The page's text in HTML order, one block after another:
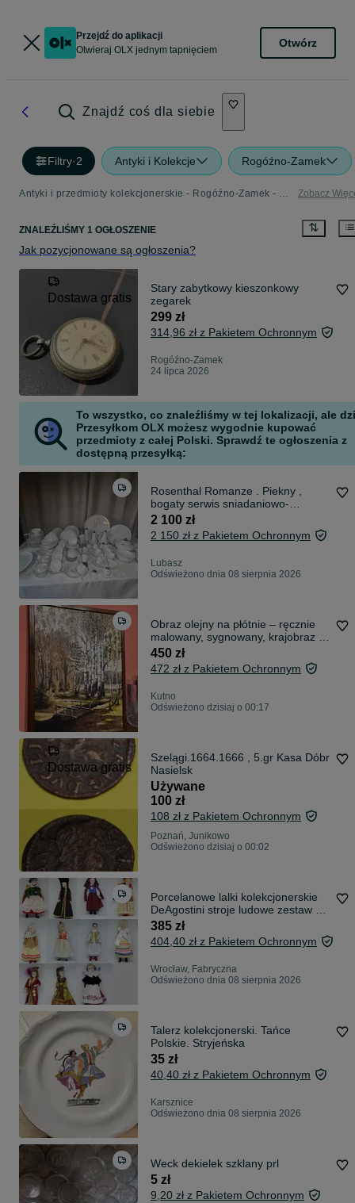
Przejdź do aplikacji
Otwieraj OLX jednym tapnięciem
Otwórz
Znajdź coś dla siebie
Filtry·2 Antyki i Kolekcje Rogóźno-Zamek
Antyki i przedmioty kolekcjonerskie - Rogóźno-Zamek - sprawdź ogłoszenia w Twojej okolicy Zobacz
ZNALEŹLIŚMY 1 OGŁOSZENIE
Jak pozycjonowane są ogłoszenia?
Dostawa gratis
Stary zabytkowy kieszonkowy
zegarek
299 zł
314,96 zł z Pakietem Ochronnym
Rogóźno-Zamek
24 lipca 2026
To wszystko, co znaleźliśmy w tej lokalizacji, ale
Przesyłkom OLX możesz wygodnie kupować
przedmioty z całej Polski. Sprawdź te ogłoszenia z
dostępną przesyłką:
Rosenthal Romanze . Piekny ,
bogaty serwis sniadaniowo-
obiadowo-kawowy . Duzo
elementow . Waza do zupy .
Porcelana Rosenthal . Misy .
2 100 zł
2 150 zł z Pakietem Ochronnym
Lubasz
Odświeżono dnia 08 sierpnia 2026
Obraz olejny na płótnie – ręcznie
malowany, sygnowany, krajobraz z
brzozami
450 zł
472 zł z Pakietem Ochronnym
Kutno
Odświeżono dzisiaj o 00:17
Dostawa gratis
Szelągi.1664.1666 , 5.gr Kasa Dóbr
Nasielsk
Używane
100 zł
108 zł z Pakietem Ochronnym
Poznań, Junikowo
Odświeżono dzisiaj o 00:02
Porcelanowe lalki kolekcjonerskie
DeAgostini stroje ludowe zestaw 11
sztuk retro
385 zł
404,40 zł z Pakietem Ochronnym
Wrocław, Fabryczna
Odświeżono dnia 08 sierpnia 2026
Talerz kolekcjonerski. Tańce
Polskie. Stryjeńska
35 zł
40,40 zł z Pakietem Ochronnym
Karsznice
Odświeżono dnia 08 sierpnia 2026
Weck dekielek szklany prl
5 zł
9,20 zł z Pakietem Ochronnym